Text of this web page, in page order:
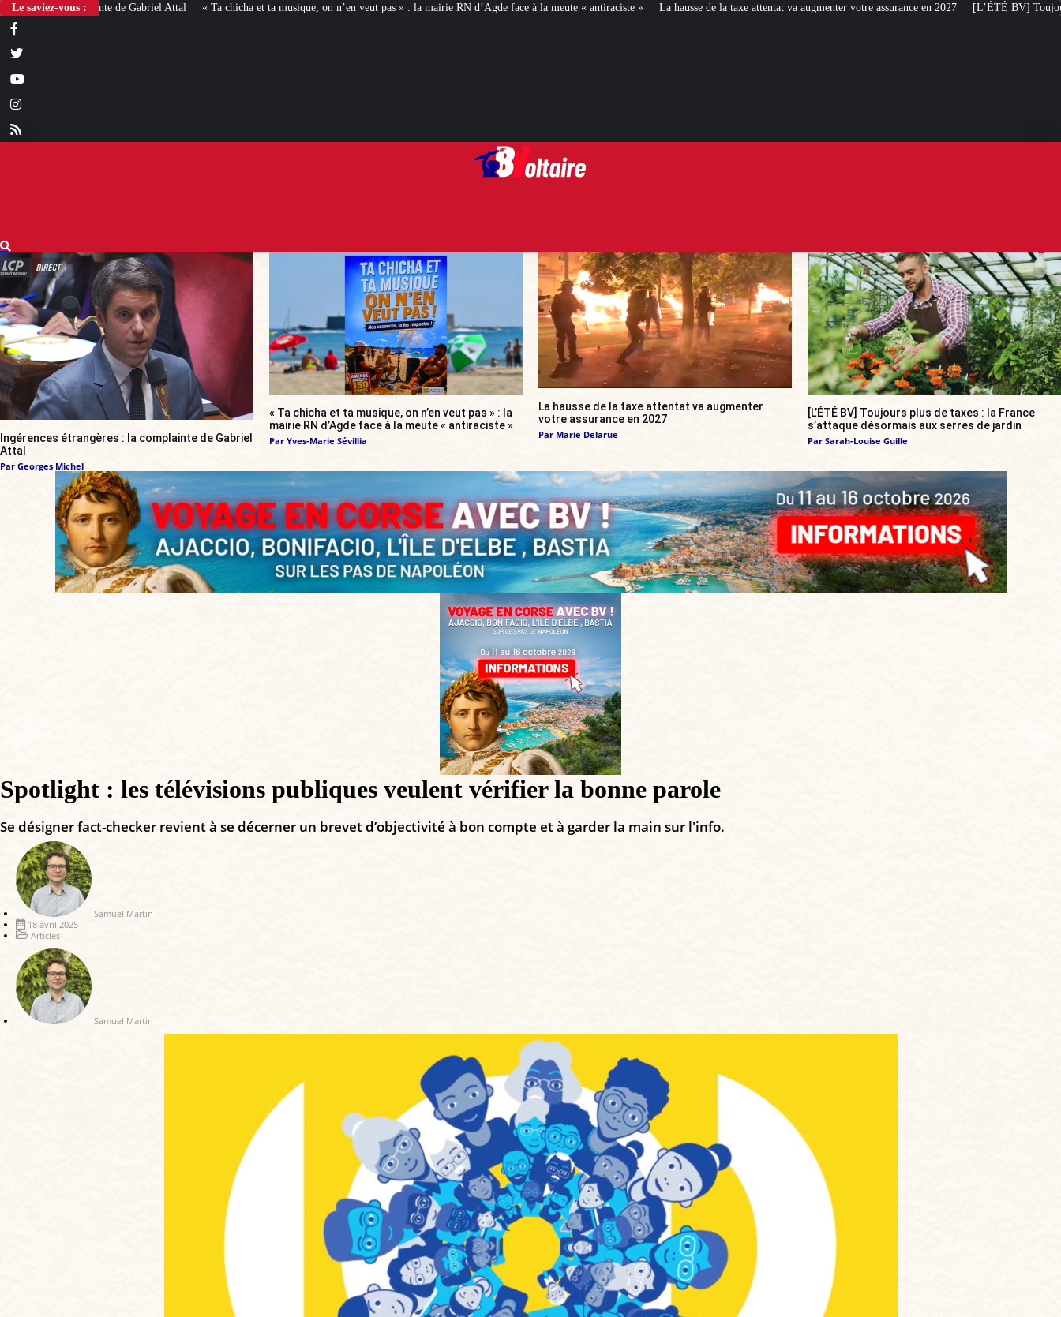
Le saviez-vous :« Ta chicha et ta musique, on n’en veut pas » : la mairie RN d’Agde face à la meute « antiraciste » La hausse de la taxe attentat va augmenter votre assurance en 2027 [L’ÉTÉ BV] Toujours plus de taxes : la France
Ingérences étrangères : la complainte de Gabriel
Attal
Par Georges Michel
« Ta chicha et ta musique, on n’en veut pas » : la
mairie RN d’Agde face à la meute « antiraciste »
Par Yves-Marie Sévillia
La hausse de la taxe attentat va augmenter
votre assurance en 2027
Par Marie Delarue
[L’ÉTÉ BV] Toujours plus de taxes : la France
s’attaque désormais aux serres de jardin
Par Sarah-Louise Guille
Spotlight : les télévisions publiques veulent vérifier la bonne parole
Se désigner fact-checker revient à se décerner un brevet d’objectivité à bon compte et à garder la main sur l'info.
Samuel Martin
18 avril 2025
Articles
Samuel Martin